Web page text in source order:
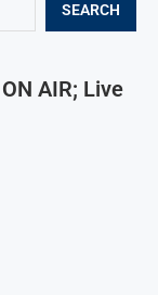
SEARCH
AIR; Live